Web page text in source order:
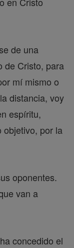
de una
de Cristo, para
mí mismo o
distancia, voy
espíritu,
objetivo, por la
oponentes.
van a
concedido el